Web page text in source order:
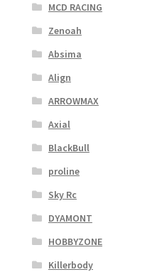
MCD RACING
Zenoah
Absima
Align
ARROWMAX
Axial
BlackBull
proline
Sky Rc
DYAMONT
HOBBYZONE
Killerbody